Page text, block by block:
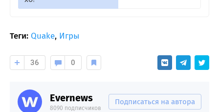
Теги: Quake, Игры
36 0
Evernews
8090 подписчиков
Подписаться на автора